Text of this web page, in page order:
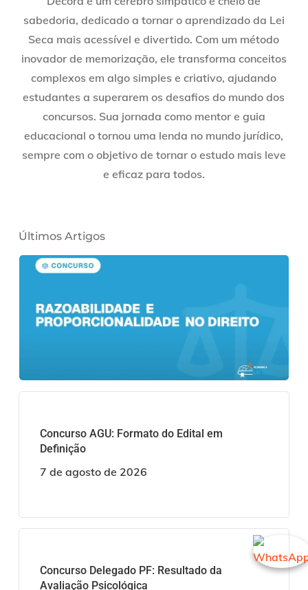
sabedoria, dedicado a tornar o aprendizado da Lei
Seca mais acessível e divertido. Com um método
inovador de memorização, ele transforma conceitos
complexos em algo simples e criativo, ajudando
estudantes a superarem os desafios do mundo dos
concursos. Sua jornada como mentor e guia
educacional o tornou uma lenda no mundo jurídico,
sempre com o objetivo de tornar o estudo mais leve
e eficaz para todos.
Últimos Artigos
Concurso AGU: Formato do Edital em
Definição
7 de agosto de 2026
Concurso Delegado PF: Resultado da
Avaliação Psicológica